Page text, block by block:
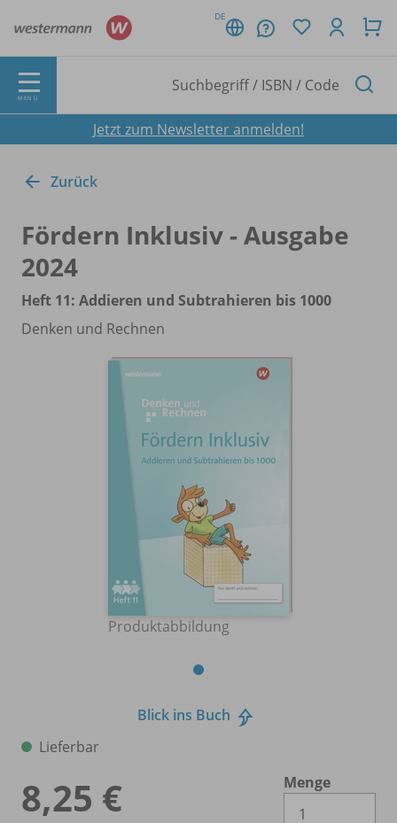
DE
MENÜ
Jetzt zum Newsletter anmelden!
Zurück
Fördern Inklusiv - Ausgabe
2024
Heft 11: Addieren und Subtrahieren bis 1000
Denken und Rechnen
Produktabbildung
Blick ins Buch
Lieferbar
8,25 €
Menge